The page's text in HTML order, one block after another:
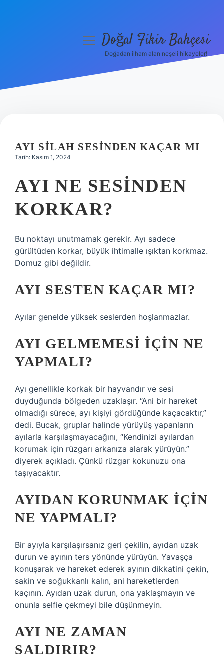
Hakkımızda
menüyüDoğal Fikir Bahçesi
Doğadan ilham alan neşeli hikayeler!
AYI SILAH SESINDEN KAÇAR MI
Tarih: Kasım 1, 2024
AYI NE SESINDEN
KORKAR?
Bu noktayı unutmamak gerekir. Ayı sadece
gürültüden korkar, büyük ihtimalle ışıktan korkmaz.
Domuz gibi değildir.
AYI SESTEN KAÇAR MI?
Ayılar genelde yüksek seslerden hoşlanmazlar.
AYI GELMEMESI IÇIN NE
YAPMALI?
Ayı genellikle korkak bir hayvandır ve sesi
duyduğunda bölgeden uzaklaşır. “Ani bir hareket
olmadığı sürece, ayı kişiyi gördüğünde kaçacaktır,”
dedi. Bucak, gruplar halinde yürüyüş yapanların
ayılarla karşılaşmayacağını, “Kendinizi ayılardan
korumak için rüzgarı arkanıza alarak yürüyün.”
diyerek açıkladı. Çünkü rüzgar kokunuzu ona
taşıyacaktır.
AYIDAN KORUNMAK IÇIN
NE YAPMALI?
Bir ayıyla karşılaşırsanız geri çekilin, ayıdan uzak
durun ve ayının ters yönünde yürüyün. Yavaşça
konuşarak ve hareket ederek ayının dikkatini çekin,
sakin ve soğukkanlı kalın, ani hareketlerden
kaçının. Ayıdan uzak durun, ona yaklaşmayın ve
onunla selfie çekmeyi bile düşünmeyin.
AYI NE ZAMAN
SALDIRIR?